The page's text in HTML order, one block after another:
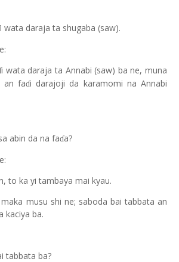
i wata daraja ta shugaba (saw).
i wata daraja ta Annabi (saw) ba ne, muna
an faɗi darajoji da karamomi na Annabi
abin da na faɗa?
to ka yi tambaya mai kyau.
musu shi ne; saboda bai tabbata an
kaciya ba.
tabbata ba?